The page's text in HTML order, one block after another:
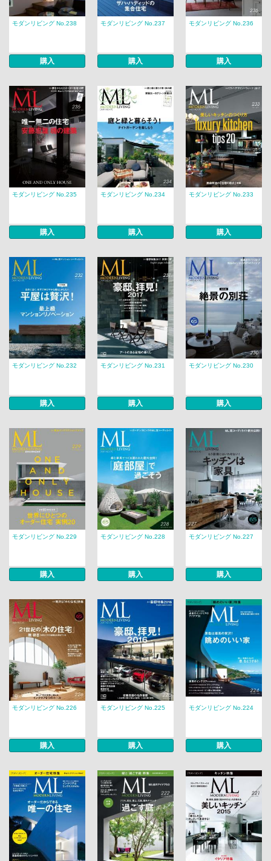
モダンリビング No.238
購入
モダンリビング No.237
購入
モダンリビング No.236
購入
モダンリビング No.235
購入
モダンリビング No.234
購入
モダンリビング No.233
購入
モダンリビング No.232
購入
モダンリビング No.231
購入
モダンリビング No.230
購入
モダンリビング No.229
購入
モダンリビング No.228
購入
モダンリビング No.227
購入
モダンリビング No.226
購入
モダンリビング No.225
購入
モダンリビング No.224
購入